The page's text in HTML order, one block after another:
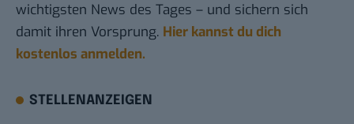
wichtigsten News des Tages – und sichern sich
damit ihren Vorsprung. Hier kannst du dich
kostenlos anmelden.
STELLENANZEIGEN